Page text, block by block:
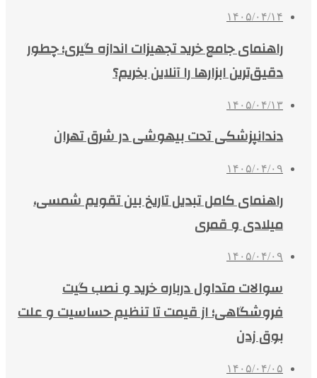
۱۴۰۵/۰۴/۱۴
راهنمای جامع خرید تجهیزات اندازه گیری؛ چطور
دقیق‌ترین ابزارها را آنلاین بخریم؟
۱۴۰۵/۰۴/۱۳
دندانپزشکی تحت بیهوشی در شرق تهران
۱۴۰۵/۰۴/۰۹
راهنمای کامل تبدیل تاریخ بین تقویم شمسی،
میلادی و قمری
۱۴۰۵/۰۴/۰۹
سوالات متداول درباره خرید و نصب گیت
فروشگاهی؛ از قیمت تا تنظیم حساسیت و علت
بوق زدن
۱۴۰۵/۰۴/۰۵